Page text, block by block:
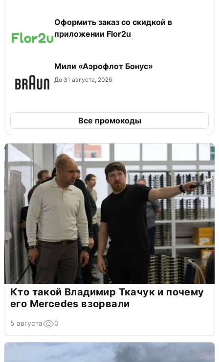
Оформить заказ со скидкой в
приложении Flor2u
Мили «Аэрофлот Бонус»
До 31 августа, 2026
Все промокоды
Кто такой Владимир Ткачук и почему
его Mercedes взорвали
5 августа 0